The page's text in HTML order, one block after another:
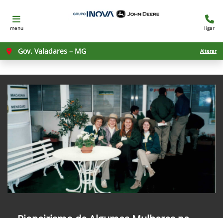
menu ligar
Gov. Valadares – MG Alterar